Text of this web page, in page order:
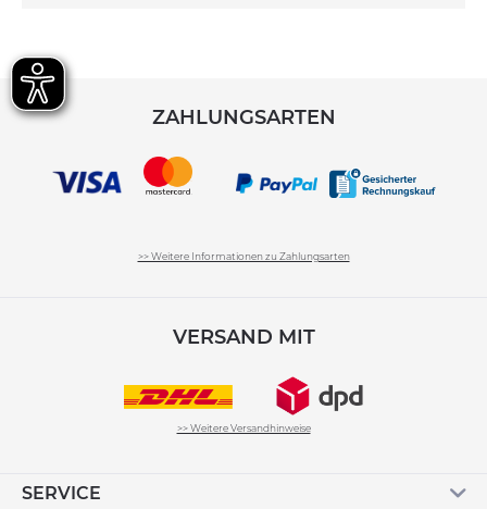
ZAHLUNGSARTEN
>> Weitere Informationen zu Zahlungsarten
VERSAND MIT
>> Weitere Versandhinweise
SERVICE